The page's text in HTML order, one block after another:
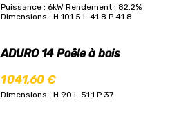
Puissance : 6kW Rendement : 82.2%
Dimensions : H 101.5 L 41.8 P 41.8
ADURO 14 Poêle à bois
1 041,60 €
Dimensions : H 90 L 51.1 P 37